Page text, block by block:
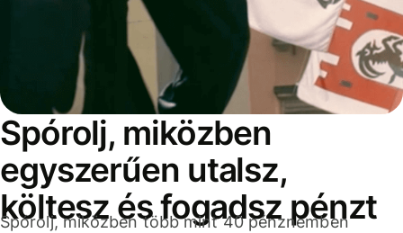
Spórolj, miközben
egyszerűen utalsz,
költesz és fogadsz pénzt
Spórolj, miközben több mint 40 pénznemben